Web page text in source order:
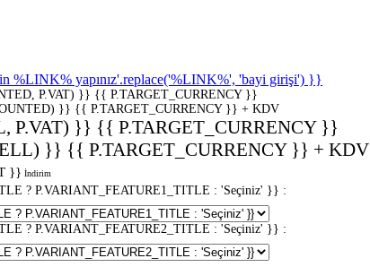
%LINK% yapınız'.replace('%LINK%', 'bayi girişi') }}
P.VAT) }} {{ P.TARGET_CURRENCY }}
}} {{ P.TARGET_CURRENCY }} + KDV
P.VAT) }} {{ P.TARGET_CURRENCY }}
}} {{ P.TARGET_CURRENCY }} + KDV
}} İndirim
? P.VARIANT_FEATURE1_TITLE : 'Seçiniz' }} :
? P.VARIANT_FEATURE2_TITLE : 'Seçiniz' }} :